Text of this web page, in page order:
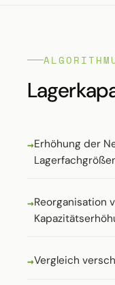
Erhöhung der
Reorganisation
Vergleich